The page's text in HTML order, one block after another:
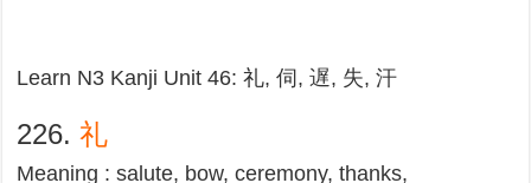
Learn N3 Kanji Unit 46: 礼, 伺, 遅, 失, 汗
226.礼
Meaning : salute, bow, ceremony, thanks,